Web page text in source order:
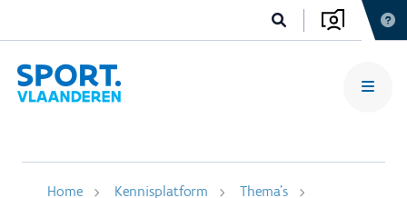
Home Kennisplatform
Thema's